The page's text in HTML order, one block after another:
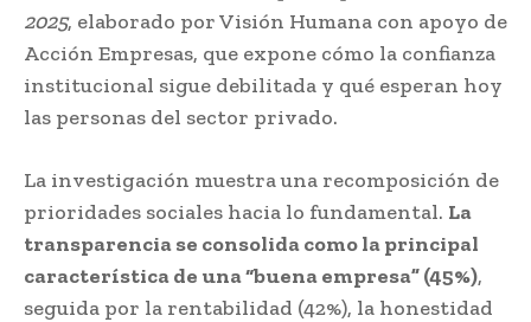
2025, elaborado por Visión Humana con apoyo de
Acción Empresas, que expone cómo la confianza
institucional sigue debilitada y qué esperan hoy
las personas del sector privado.
La investigación muestra una recomposición de
prioridades sociales hacia lo fundamental. La
transparencia se consolida como la principal
característica de una “buena empresa” (45%),
seguida por la rentabilidad (42%), la honestidad